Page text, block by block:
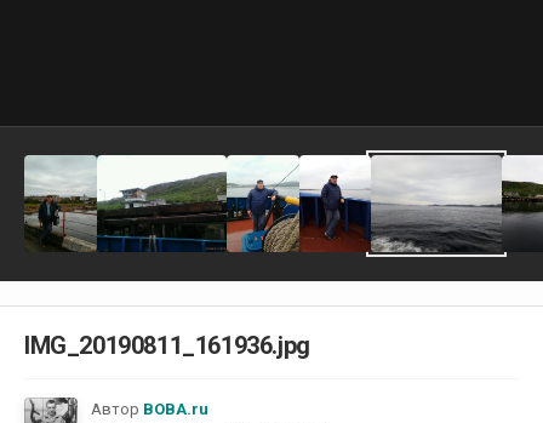
IMG_20190811_161936.jpg
Автор ВОВА.ru